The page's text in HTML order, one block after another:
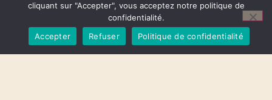
cliquant sur "Accepter", vous acceptez notre politique de
confidentialité.
Accepter
Refuser Politique de confidentialité